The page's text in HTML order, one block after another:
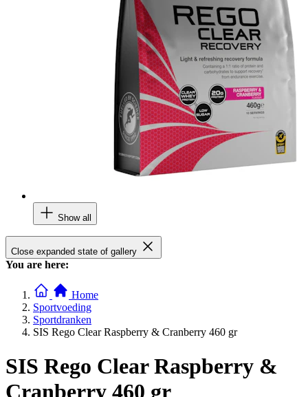
Show all
Close expanded state of gallery
You are here:
Home
Sportvoeding
Sportdranken
SIS Rego Clear Raspberry & Cranberry 460 gr
SIS Rego Clear Raspberry &
Cranberry 460 gr